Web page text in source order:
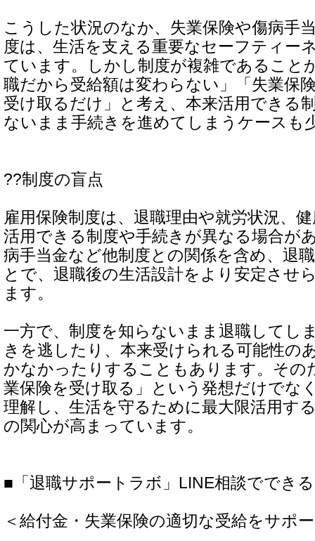
こうした状況のなか、失業保険や傷病手
度は、生活を支える重要なセーフティー
ています。しかし制度が複雑であること
職だから受給額は変わらない」「失業保
受け取るだけ」と考え、本来活用できる
ないまま手続きを進めてしまうケースも
??制度の盲点
雇用保険制度は、退職理由や就労状況、
活用できる制度や手続きが異なる場合が
病手当金など他制度との関係を含め、退
とで、退職後の生活設計をより安定させ
ます。
一方で、制度を知らないまま退職してし
きを逃したり、本来受けられる可能性の
かなかったりすることもあります。その
業保険を受け取る」という発想だけでな
理解し、生活を守るために最大限活用す
の関心が高まっています。
■「退職サポートラボ」LINE相談ででき
＜給付金・失業保険の適切な受給をサポ